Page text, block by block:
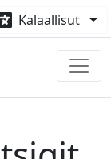
Kalaallisut